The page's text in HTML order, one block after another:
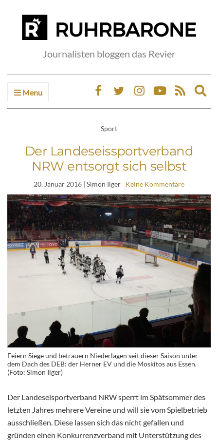
Journalisten bloggen das Revier
Menu
Sport
Der Landeseissportverband
NRW entsorgt sich selbst
20. Januar 2016 | Simon Ilger Keine Kommentare
Feiern Siege und betrauern Niederlagen seit dieser Saison unter
dem Dach des DEB: der Herner EV und die Moskitos aus Essen.
(Foto: Simon Ilger)
Der Landeseisportverband NRW sperrt im Spätsommer des
letzten Jahres mehrere Vereine und will sie vom Spielbetrieb
ausschließen. Diese lassen sich das nicht gefallen und
gründen einen Konkurrenzverband mit Unterstützung des